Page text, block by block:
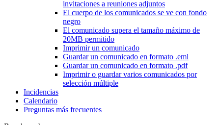
invitaciones a reuniones adjuntos
El cuerpo de los comunicados se ve con fondo
negro
El comunicado supera el tamaño máximo de
20MB permitido
Imprimir un comunicado
Guardar un comunicado en formato .eml
Guardar un comunicado en formato .pdf
Imprimir o guardar varios comunicados por
selección múltiple
Incidencias
Calendario
Preguntas más frecuentes